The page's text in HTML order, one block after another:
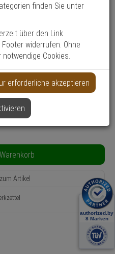
Artikel
finden Sie unter
über den Link
widerrufen. Ohne
Cookies.
erforderliche akzeptieren